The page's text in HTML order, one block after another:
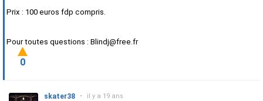
Prix : 100 euros fdp compris.
Pour toutes questions : Blindj@free.fr
0
skater38 • il y a 19 ans